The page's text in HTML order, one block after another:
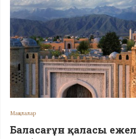
Мақалалар
Баласағұн қаласы